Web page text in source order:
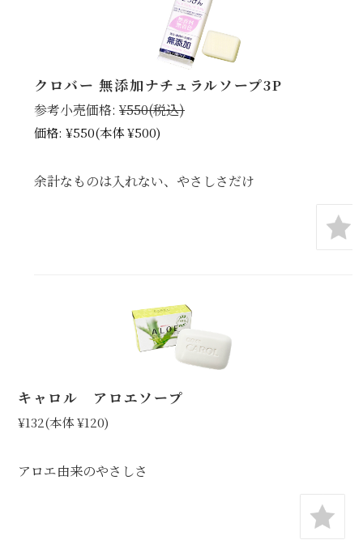
クロバー 無添加ナチュラルソープ3P
参考小売価格: ¥550(税込)
価格: ¥550(本体 ¥500)
余計なものは入れない、やさしさだけ
キャロル アロエソープ
¥132(本体 ¥120)
アロエ由来のやさしさ